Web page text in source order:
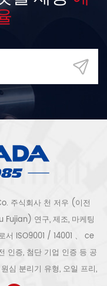
주식회사 천 저우 (이전
연구, 제조, 마케팅
서 ISO9001 / 14001 、 ce
인증, 첨단 기업 인증 등 공
심 분리기 유형, 오일 프리,